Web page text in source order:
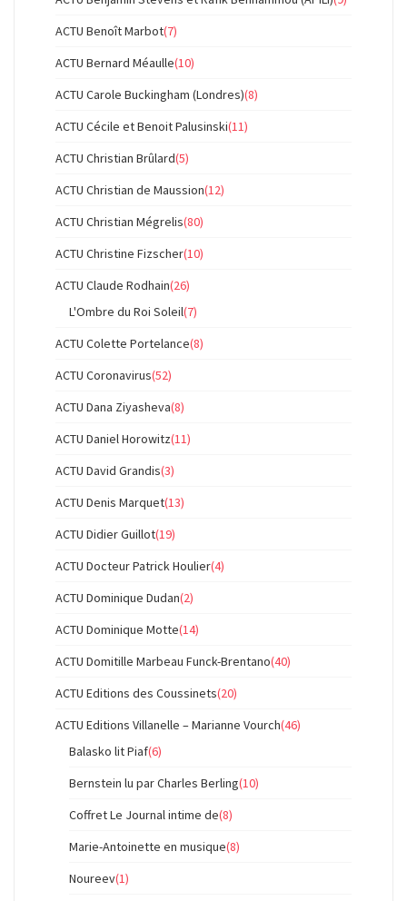
ACTU Benoît Marbot(7)
ACTU Bernard Méaulle(10)
ACTU Carole Buckingham (Londres)(8)
ACTU Cécile et Benoit Palusinski(11)
ACTU Christian Brûlard(5)
ACTU Christian de Maussion(12)
ACTU Christian Mégrelis(80)
ACTU Christine Fizscher(10)
ACTU Claude Rodhain(26)
L'Ombre du Roi Soleil(7)
ACTU Colette Portelance(8)
ACTU Coronavirus(52)
ACTU Dana Ziyasheva(8)
ACTU Daniel Horowitz(11)
ACTU David Grandis(3)
ACTU Denis Marquet(13)
ACTU Didier Guillot(19)
ACTU Docteur Patrick Houlier(4)
ACTU Dominique Dudan(2)
ACTU Dominique Motte(14)
ACTU Domitille Marbeau Funck-Brentano(40)
ACTU Editions des Coussinets(20)
ACTU Editions Villanelle – Marianne Vourch(46)
Balasko lit Piaf(6)
Bernstein lu par Charles Berling(10)
Coffret Le Journal intime de(8)
Marie-Antoinette en musique(8)
Noureev(1)